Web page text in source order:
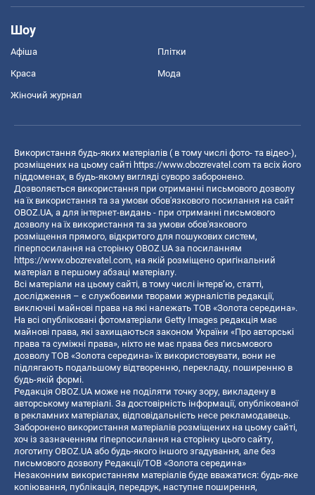
Шоу
Афіша Плітки
Краса Мода
Жіночий журнал
Використання будь-яких матеріалів ( в тому числі фото- та відео-),
розміщених на цьому сайті https://www.obozrevatel.com та всіх його
піддоменах, в будь-якому вигляді суворо заборонено.
Дозволяється використання при отриманні письмового дозволу
на їх використання та за умови обов'язкового посилання на сайт
OBOZ.UA, а для інтернет-видань - при отриманні письмового
дозволу на їх використання та за умови обов'язкового
розміщення прямого, відкритого для пошукових систем,
гіперпосилання на сторінку OBOZ.UA за посиланням
https://www.obozrevatel.com, на якій розміщено оригінальний
матеріал в першому абзаці матеріалу.
Всі матеріали на цьому сайті, в тому числі інтерв’ю, статті,
дослідження – є службовими творами журналістів редакції,
виключні майнові права на які належать ТОВ «Золота середина».
На всі опубліковані фотоматеріали Getty Images редакція має
майнові права, які захищаються законом України «Про авторські
права та суміжні права», ніхто не має права без письмового
дозволу ТОВ «Золота середина» їх використовувати, вони не
підлягають подальшому відтворенню, перекладу, поширенню в
будь-якій формі.
Редакція OBOZ.UA може не поділяти точку зору, викладену в
авторському матеріалі. За достовірність інформації, опублікованої
в рекламних матеріалах, відповідальність несе рекламодавець.
Заборонено використання матеріалів розміщених на цьому сайті,
хоч із зазначенням гіперпосилання на сторінку цього сайту,
логотипу OBOZ.UA або будь-якого іншого згадування, але без
письмового дозволу Редакції/ТОВ «Золота середина»
Незаконним використанням матеріалів буде вважатися: будь-яке
копiювання, публiкацiя, передрук, наступне поширення,